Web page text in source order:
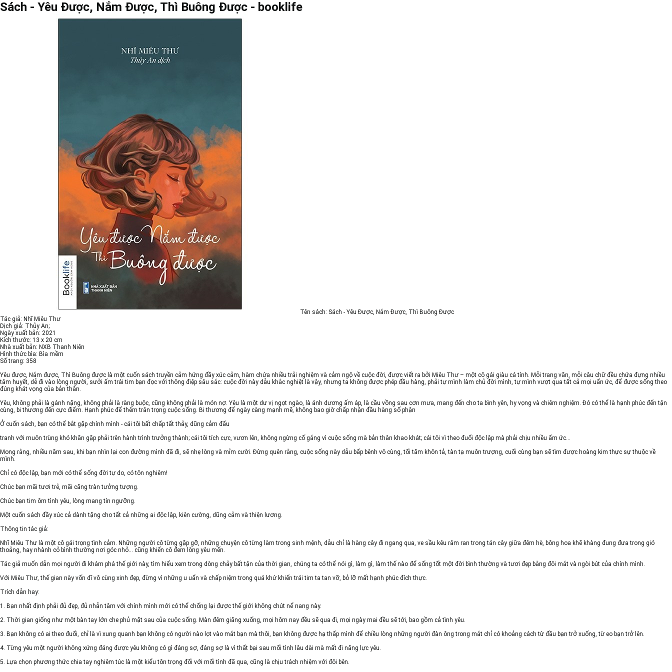
Sách - Yêu Được, Nắm Được, Thì Buông Được - booklife
Tên sách: Sách - Yêu Được, Nắm Được, Thì Buông Được
Tác giả: Nhĩ Miêu Thư
Dịch giả: Thủy An;
Ngày xuất bản: 2021
Kích thước: 13 x 20 cm
Nhà xuất bản: NXB Thanh Niên
Hình thức bìa: Bìa mềm
Số trang: 358
Yêu được, Nắm được, Thì Buông được là một cuốn sách truyền cảm hứng đầy xúc cảm, hàm chứa nhiều trải nghiệm và cảm ngộ về cuộc đời, được viết ra bởi Miêu Thư – một cô gái giàu cá tính. Mỗi trang văn, mỗi câu chữ đều chứa đựng nhiều
tâm huyết, dễ đi vào lòng người, sưởi ấm trái tim bạn đọc với thông điệp sâu sắc: cuộc đời này dẫu khắc nghiệt là vậy, nhưng ta không được phép đầu hàng, phải tự mình làm chủ đời mình, tự mình vượt qua tất cả mọi uẩn ức, để được sống theo
đúng khát vọng của bản thân.
Yêu, không phải là gánh nặng, không phải là ràng buộc, cũng không phải là món nợ. Yêu là một dư vị ngọt ngào, là ánh dương ấm áp, là cầu vồng sau cơn mưa, mang đến cho ta bình yên, hy vọng và chiêm nghiệm. Đó có thể là hạnh phúc đến tận
cùng, bi thương đến cực điểm. Hạnh phúc để thêm trân trọng cuộc sống. Bi thương để ngày càng mạnh mẽ, không bao giờ chấp nhận đầu hàng số phận
Ở cuốn sách, bạn có thể bắt gặp chính mình - cái tôi bất chấp tất thảy, dũng cảm đấu
tranh với muôn trùng khó khăn gặp phải trên hành trình trưởng thành; cái tôi tích cực, vươn lên, không ngừng cố gắng vì cuộc sống mà bản thân khao khát; cái tôi vì theo đuổi độc lập mà phải chịu nhiều ấm ức…
Mong rằng, nhiều năm sau, khi bạn nhìn lại con đường mình đã đi, sẽ nhẹ lòng và mỉm cười. Đừng quên rằng, cuộc sống này dẫu bấp bênh vô cùng, tối tăm khôn tả, tàn tạ muôn trượng, cuối cùng bạn sẽ tìm được hoàng kim thực sự thuộc về
mình.
Chỉ có độc lập, bạn mới có thể sống đời tự do, có tôn nghiêm!
Chúc bạn mãi tươi trẻ, mãi căng tràn tưởng tượng.
Chúc bạn tim ôm tình yêu, lòng mang tín ngưỡng.
Một cuốn sách đầy xúc cả dành tặng cho tất cả những ai độc lập, kiên cường, dũng cảm và thiện lương.
Thông tin tác giả:
Nhĩ Miêu Thư là một cô gái trọng tình cảm. Những người cô từng gặp gỡ, những chuyện cô từng làm trong sinh mệnh, dẫu chỉ là hàng cây đi ngang qua, ve sầu kêu râm ran trong tán cây giữa đêm hè, bông hoa khẽ khàng đung đưa trong gió
thoảng, hay nhành cỏ bình thường nơi góc nhỏ... cũng khiến cô đem lòng yêu mến.
Tác giả muốn dẫn mọi người đi khám phá thế giới này, tìm hiểu xem trong dòng chảy bất tận của thời gian, chúng ta có thể nói gì, làm gì, làm thế nào để sống tốt một đời bình thường và tươi đẹp bằng đôi mắt và ngòi bút của chính mình.
Với Miêu Thư, thế gian này vốn dĩ vô cùng xinh đẹp, đừng vì những u uẩn và chấp niệm trong quá khứ khiến trái tim ta tan vỡ, bỏ lỡ mất hạnh phúc đích thực.
Trích dẫn hay:
1. Bạn nhất định phải đủ đẹp, đủ nhẫn tâm với chính mình mới có thể chống lại được thế giới không chút nể nang này.
2. Thời gian giống như một bàn tay lớn che phủ mặt sau của cuộc sống. Màn đêm giăng xuống, mọi hôm nay đều sẽ qua đi, mọi ngày mai đều sẽ tới, bao gồm cả tình yêu.
3. Bạn không có ai theo đuổi, chỉ là vì xung quanh bạn không có người nào lọt vào mắt bạn mà thôi, bạn không được hạ thấp mình để chiều lòng những người đàn ông trong mắt chỉ có khoảng cách từ đầu bạn trở xuống, từ eo bạn trở lên.
4. Từng yêu một người không xứng đáng được yêu không có gì đáng sợ, đáng sợ là vì thất bại sau mối tình lâu dài mà mất đi năng lực yêu.
5. Lựa chọn phương thức chia tay nghiêm túc là một kiểu tôn trọng đối với mối tình đã qua, cũng là chịu trách nhiệm với đôi bên.